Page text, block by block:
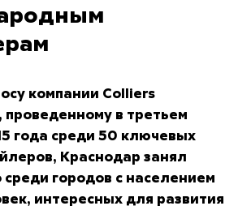
компании Colliers
в третьем
года среди 50 ключевых
Краснодар занял
среди городов с населением
интересных для развития